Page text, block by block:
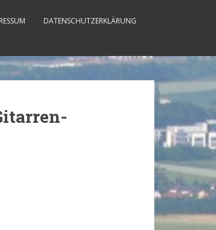
DATENSCHUTZERKLÄRUNG